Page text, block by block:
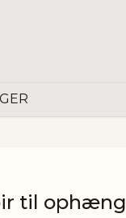
til ophæng